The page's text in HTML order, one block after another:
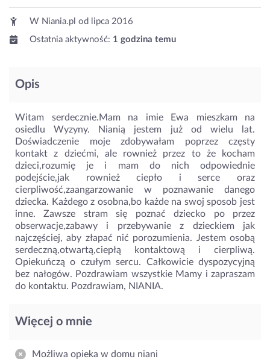
W Niania.pl od
lipca 2016
Ostatnia aktywność: 1 godzina temu
Opis
Witam serdecznie.Mam na imie Ewa mieszkam na
osiedlu Wyzyny. Nianią jestem już od wielu lat.
Doświadczenie moje zdobywałam poprzez częsty
kontakt z dziećmi, ale rownież przez to że kocham
dzieci,rozumię je i mam do nich odpowiednie
podejście,jak rownież ciepło i serce oraz
cierpliwość,zaangarzowanie w poznawanie danego
dziecka. Każdego z osobna,bo każde na swoj sposob jest
inne. Zawsze stram się poznać dziecko po przez
obserwacje,zabawy i przebywanie z dzieckiem jak
najczęściej, aby złapać nić porozumienia. Jestem osobą
serdeczną,otwartą,ciepłą kontaktową i cierpliwą.
Opiekuńczą o czułym sercu. Całkowicie dyspozycyjną
bez nałogów. Pozdrawiam wszystkie Mamy i zapraszam
do kontaktu. Pozdrawiam, NIANIA.
Więcej o mnie
Możliwa opieka w domu niani